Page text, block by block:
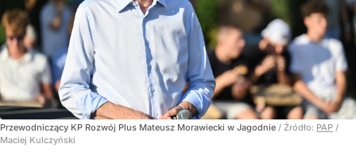
Przewodniczący KP Rozwój Plus Mateusz Morawiecki w Jagodnie / Źródło: PAP /
Maciej Kulczyński